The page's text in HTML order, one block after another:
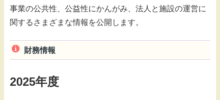
事業の公共性、公益性にかんがみ、法人と施設の運営に
関するさまざまな情報を公開します。
財務情報
2025年度